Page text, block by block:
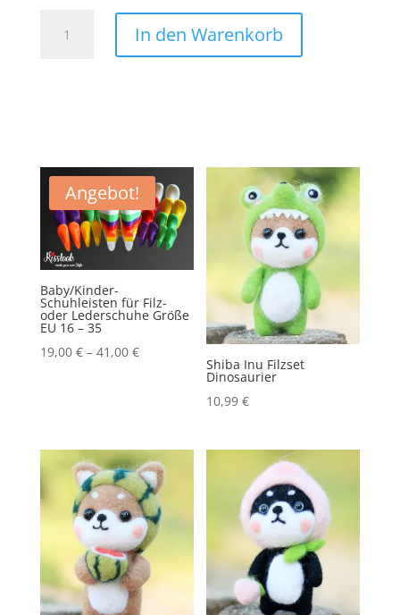
PATCH
In den Warenkorb
Angebot!
Baby/Kinder-
Schuhleisten für Filz-
oder Lederschuhe Größe
EU 16 – 35
19,00 €– 41,00 €
Shiba Inu Filzset
Dinosaurier
10,99€